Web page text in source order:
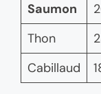
Saumon
Thon
Cabillaud